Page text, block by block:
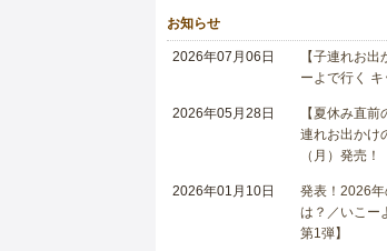
お知らせ
2026年07月06日
【子連れお
ーよで行く
2026年05月28日
【夏休み直
連れお出かけ
（月）発売！
2026年01月10日
発表！2026
は？／いこー
第1弾】